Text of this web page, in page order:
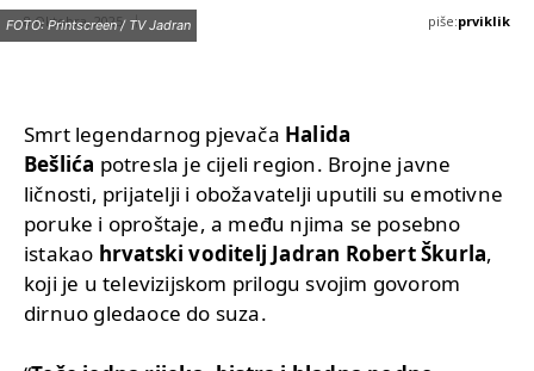
8 Oktobra, 2025 piše:prviklik
FOTO: Printscreen / TV Jadran
Smrt legendarnog pjevača Halida
Bešlića potresla je cijeli region. Brojne javne
ličnosti, prijatelji i obožavatelji uputili su emotivne
poruke i oproštaje, a među njima se posebno
istakao hrvatski voditelj Jadran Robert Škurla,
koji je u televizijskom prilogu svojim govorom
dirnuo gledaoce do suza.